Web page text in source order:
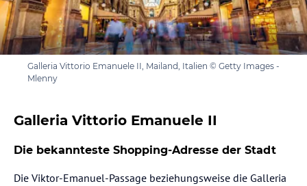
Galleria Vittorio Emanuele II, Mailand, Italien © Getty Images -
Mlenny
Galleria Vittorio Emanuele II
Die bekannteste Shopping-Adresse der Stadt
Die Viktor-Emanuel-Passage beziehungsweise die Galleria